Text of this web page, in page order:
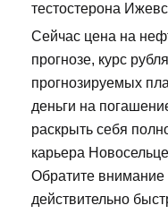
тестостерона
Сейчас цена на
прогнозе, курс
прогнозируемых
деньги на
раскрыть себя
карьера
Обратите внимание
действительно